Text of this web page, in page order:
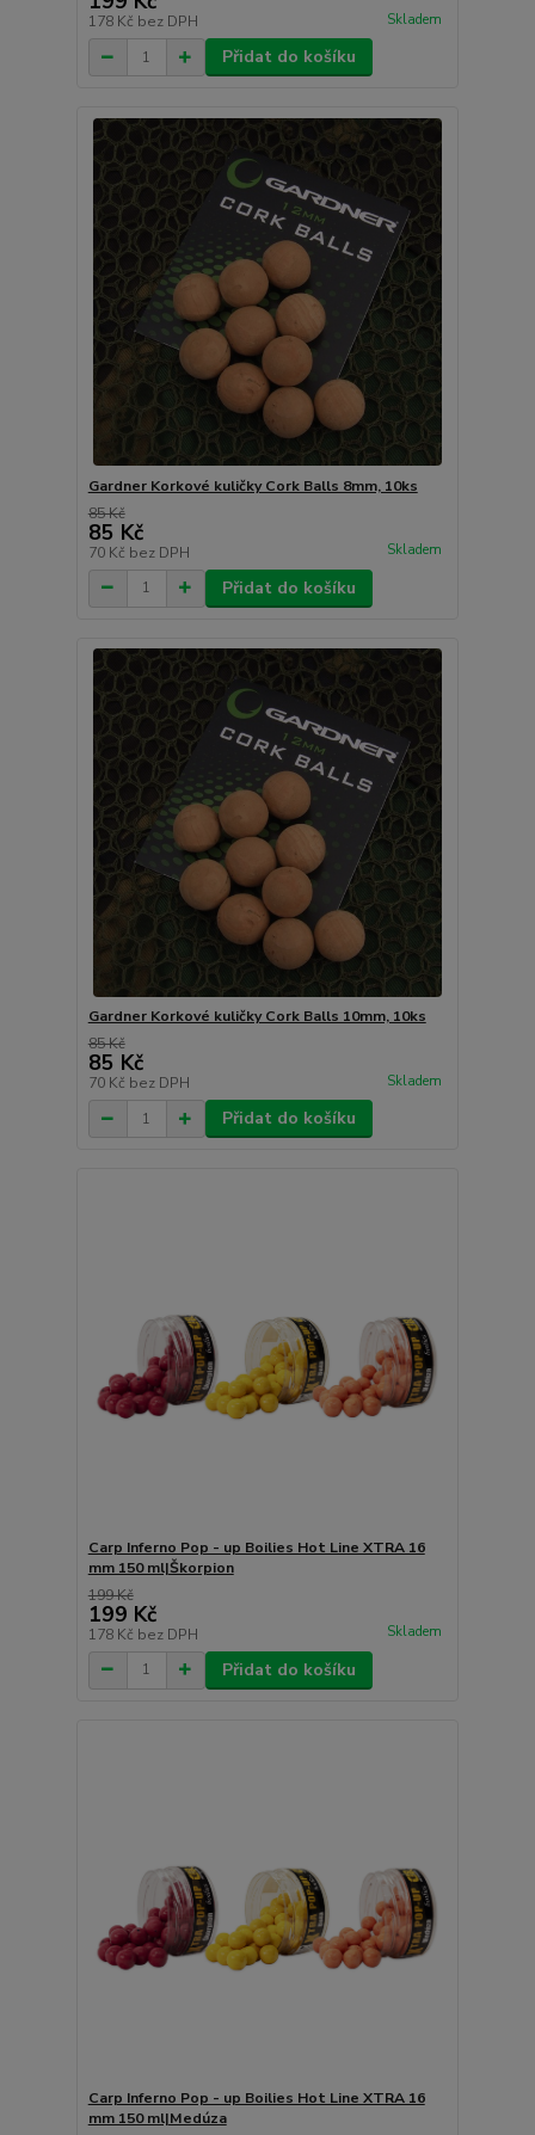
178 Kč bez DPH Skladem
Přidat do košíku
Gardner Korkové kuličky Cork Balls 8mm, 10ks
85 Kč
85 Kč
70 Kč bez DPH Skladem
Přidat do košíku
Gardner Korkové kuličky Cork Balls 10mm, 10ks
85 Kč
85 Kč
70 Kč bez DPH Skladem
Přidat do košíku
Carp Inferno Pop - up Boilies Hot Line XTRA 16
mm 150 ml|Škorpion
199 Kč
199 Kč
178 Kč bez DPH Skladem
Přidat do košíku
Carp Inferno Pop - up Boilies Hot Line XTRA 16
mm 150 ml|Medúza